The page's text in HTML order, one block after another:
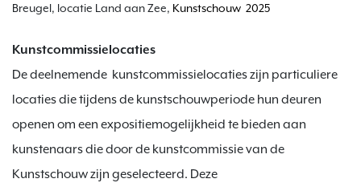
Breugel, locatie Land aan Zee, Kunstschouw 2025
Kunstcommissielocaties
De deelnemende kunstcommissielocaties zijn particuliere
locaties die tijdens de kunstschouwperiode hun deuren
openen om een expositiemogelijkheid te bieden aan
kunstenaars die door de kunstcommissie van de
Kunstschouw zijn geselecteerd. Deze